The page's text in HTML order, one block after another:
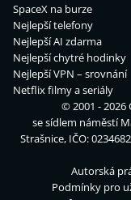
SpaceX na burze
Nejlepší telefony
Nejlepší AI zdarma
Nejlepší chytré hodinky
Nejlepší VPN – srovnání
Netflix filmy a seriály
© 2001 - 2026
se sídlem náměstí
Strašnice, IČO:
Autorská
Podmínky pro